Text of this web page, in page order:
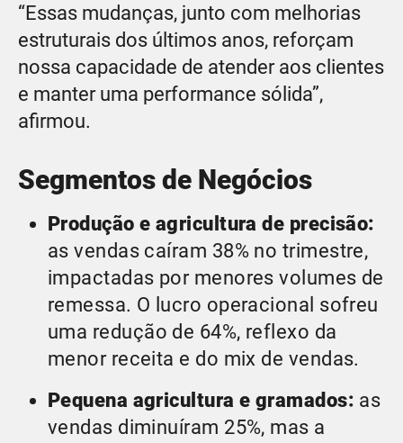
“Essas mudanças, junto com melhorias
estruturais dos últimos anos, reforçam
nossa capacidade de atender aos clientes
e manter uma performance sólida”,
afirmou.
Segmentos de Negócios
Produção e agricultura de precisão:
as vendas caíram 38% no trimestre,
impactadas por menores volumes de
remessa. O lucro operacional sofreu
uma redução de 64%, reflexo da
menor receita e do mix de vendas.
Pequena agricultura e gramados: as
vendas diminuíram 25%, mas a